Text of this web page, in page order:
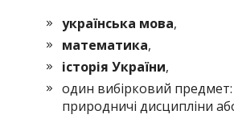
українська мова,
математика,
історія України,
один вибірковий
природничі дисципліни